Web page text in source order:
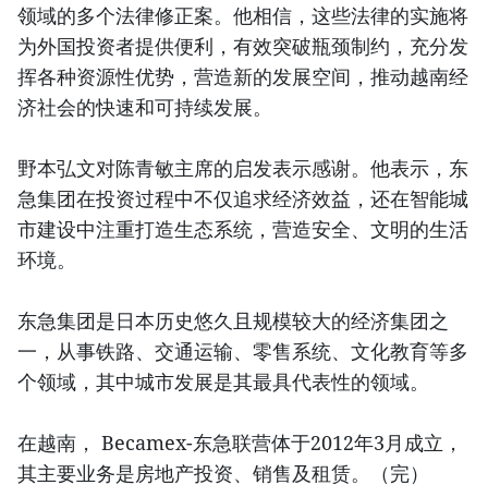
领域的多个法律修正案。他相信，这些法律的实施将
为外国投资者提供便利，有效突破瓶颈制约，充分发
挥各种资源性优势，营造新的发展空间，推动越南经
济社会的快速和可持续发展。
野本弘文对陈青敏主席的启发表示感谢。他表示，东
急集团在投资过程中不仅追求经济效益，还在智能城
市建设中注重打造生态系统，营造安全、文明的生活
环境。
东急集团是日本历史悠久且规模较大的经济集团之
一，从事铁路、交通运输、零售系统、文化教育等多
个领域，其中城市发展是其最具代表性的领域。
在越南， Becamex-东急联营体于2012年3月成立，
其主要业务是房地产投资、销售及租赁。（完）